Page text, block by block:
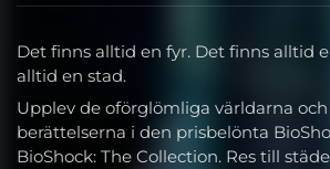
Det finns alltid en fyr. Det finns alltid
alltid en stad.
Upplev de oförglömliga världarna
berättelserna i den prisbelönta
BioShock: The Collection. Res till